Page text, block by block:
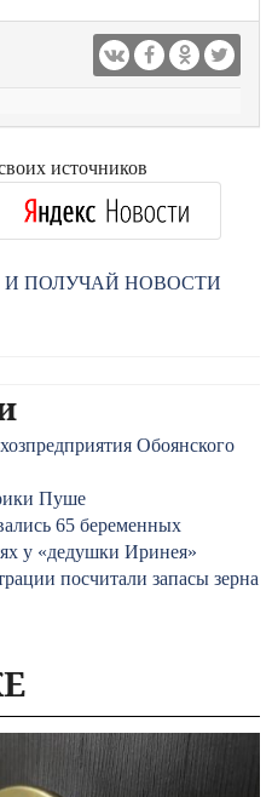
источников
ПОЛУЧАЙ НОВОСТИ
Обоянского
Пуше
65 беременных
у «дедушки Иринея»
посчитали запасы зерна